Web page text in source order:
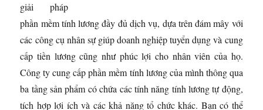
giải pháp
phần mềm tính lương đầy đủ dịch vụ, dựa trên đám mây với
các công cụ nhân sự giúp doanh nghiệp tuyển dụng và cung
cấp tiền lương cũng như phúc lợi cho nhân viên của họ.
Công ty cung cấp phần mềm tính lương của mình thông qua
ba tầng sản phẩm có chứa các tính năng tính lương tự động,
tích hợp lợi ích và các khả năng tổ chức khác. Bạn có thể